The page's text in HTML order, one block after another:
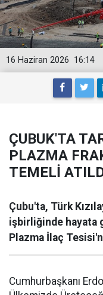
16:14
16 Haziran 2026
ÇUBUK'TA
PLAZMA
TEMELİ
Çubu'ta, Türk
işbirliğinde hayata
Plazma İlaç
Cumhurbaşkanı